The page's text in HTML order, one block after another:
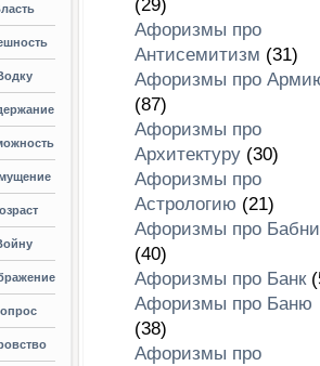
(29)
Афоризмы про
Антисемитизм (31)
Афоризмы про
(87)
Афоризмы про
Архитектуру(30)
Афоризмы про
Астрологию (21)
Афоризмы про
(40)
Афоризмы про Банк
Афоризмы про Баню
(38)
Афоризмы про